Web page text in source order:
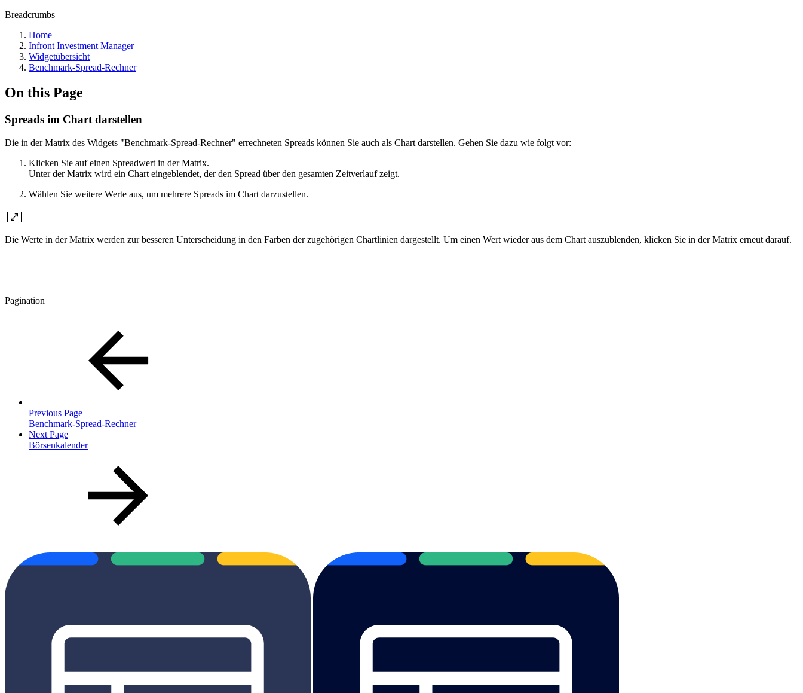
Breadcrumbs
Home
Infront Investment Manager
Widgetübersicht
Benchmark-Spread-Rechner
On this Page
Spreads im Chart darstellen
Die in der Matrix des Widgets "Benchmark-Spread-Rechner" errechneten Spreads können Sie auch als Chart darstellen. Gehen Sie dazu wie folgt vor:
Klicken Sie auf einen Spreadwert in der Matrix.
Unter der Matrix wird ein Chart eingeblendet, der den Spread über den gesamten Zeitverlauf zeigt.
Wählen Sie weitere Werte aus, um mehrere Spreads im Chart darzustellen.
Die Werte in der Matrix werden zur besseren Unterscheidung in den Farben der zugehörigen Chartlinien dargestellt. Um einen Wert wieder aus dem Chart auszublenden, klicken Sie in der Matrix erneut darauf.
Pagination
Previous Page
Benchmark-Spread-Rechner
Next Page
Börsenkalender